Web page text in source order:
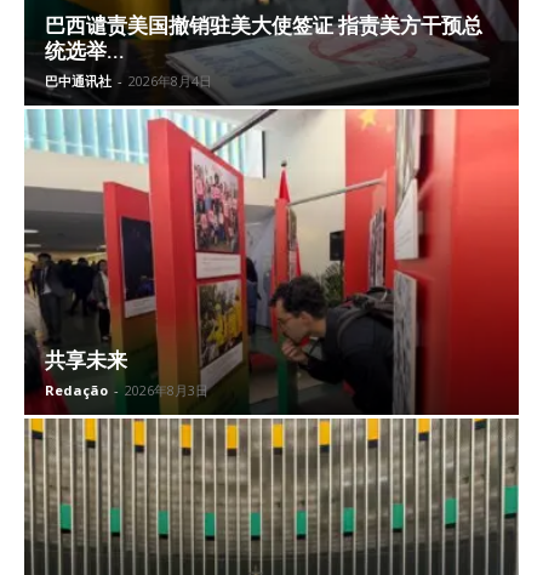
巴西谴责美国撤销驻美大使签证 指责美方干预总
统选举...
巴中通讯社 - 2026年8月4日
共享未来
Redação - 2026年8月3日